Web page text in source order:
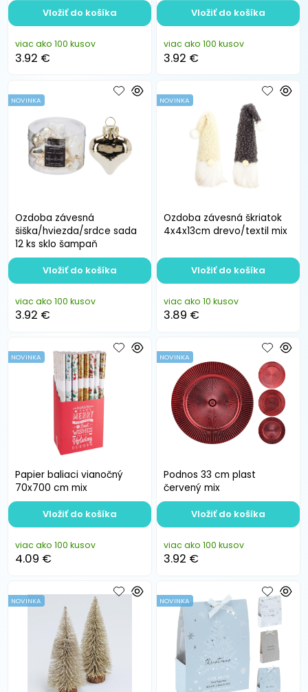
viac ako 100 kusov
3.92 €
Vložiť do košíka
viac ako 100 kusov
3.92 €
Vložiť do košíka
Ozdoba závesná
šiška/hviezda/srdce sada
12 ks sklo šampaň
NOVINKA
viac ako 100 kusov
3.92 €
Vložiť do košíka
Ozdoba závesná škriatok
4x4x13cm drevo/textil mix
NOVINKA
viac ako 10 kusov
3.89 €
Vložiť do košíka
Papier baliaci vianočný
70x700 cm mix
NOVINKA
viac ako 100 kusov
4.09 €
Vložiť do košíka
Podnos 33 cm plast
červený mix
NOVINKA
viac ako 100 kusov
3.92 €
Vložiť do košíka
NOVINKA NOVINKA